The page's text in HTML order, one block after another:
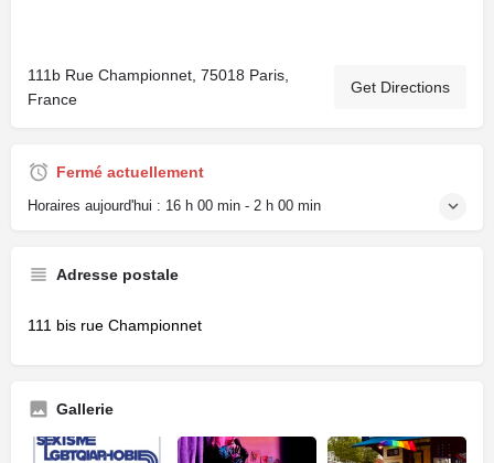
111b Rue Championnet, 75018 Paris,
France
Get Directions
Fermé actuellement
Horaires aujourd'hui : 16 h 00 min - 2 h 00 min
Adresse postale
111 bis rue Championnet
Gallerie